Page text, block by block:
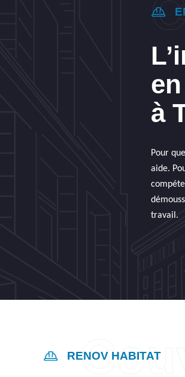
à
Pour
aide.
travail.
RENOV HABITAT